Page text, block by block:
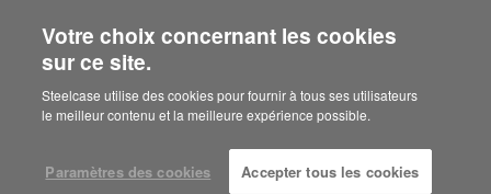
Are you in United States?
Would you like to see Products we sell in
your region?
English
Español
Idées d'aménagement
AFFICHER LES FILTRES
Votre choix concernant les cookies
sur ce site.
Steelcase utilise des cookies pour fournir à tous ses utilisateurs
le meilleur contenu et la meilleure expérience possible.
Paramètres des cookies Accepter tous les cookies